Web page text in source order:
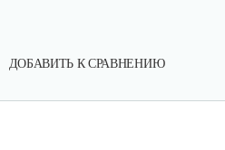
ДОБАВИТЬ К СРАВНЕНИЮ